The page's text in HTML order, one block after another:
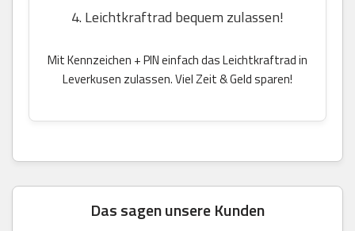
4. Leichtkraftrad bequem zulassen!
Mit Kennzeichen + PIN einfach das Leichtkraftrad in
Leverkusen zulassen. Viel Zeit & Geld sparen!
Das sagen unsere Kunden